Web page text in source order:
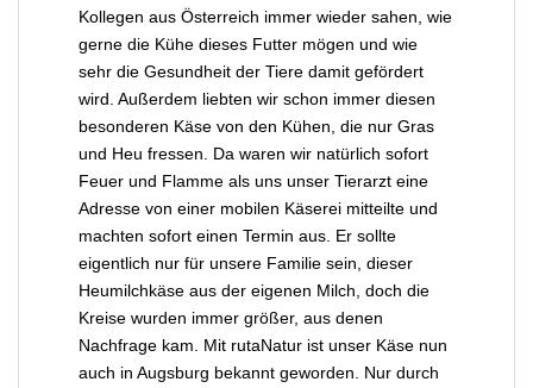
Kollegen aus Österreich immer wieder sahen, wie
gerne die Kühe dieses Futter mögen und wie
sehr die Gesundheit der Tiere damit gefördert
wird. Außerdem liebten wir schon immer diesen
besonderen Käse von den Kühen, die nur Gras
und Heu fressen. Da waren wir natürlich sofort
Feuer und Flamme als uns unser Tierarzt eine
Adresse von einer mobilen Käserei mitteilte und
machten sofort einen Termin aus. Er sollte
eigentlich nur für unsere Familie sein, dieser
Heumilchkäse aus der eigenen Milch, doch die
Kreise wurden immer größer, aus denen
Nachfrage kam. Mit rutaNatur ist unser Käse nun
auch in Augsburg bekannt geworden. Nur durch